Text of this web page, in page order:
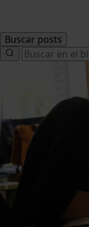
Buscar posts
Search
for: